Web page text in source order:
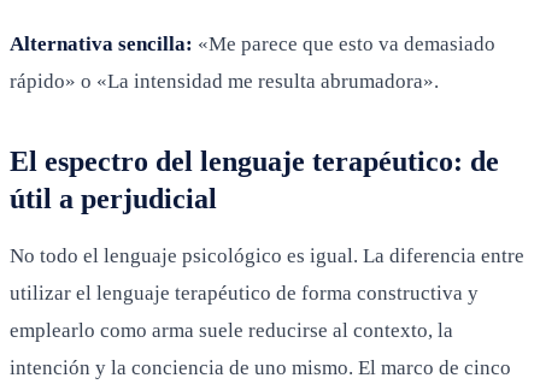
Alternativa sencilla: «Me parece que esto va demasiado
rápido» o «La intensidad me resulta abrumadora».
El espectro del lenguaje terapéutico: de
útil a perjudicial
No todo el lenguaje psicológico es igual. La diferencia entre
utilizar el lenguaje terapéutico de forma constructiva y
emplearlo como arma suele reducirse al contexto, la
intención y la conciencia de uno mismo. El marco de cinco